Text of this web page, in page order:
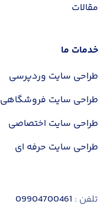
مقالات
خدمات ما
طراحی سایت وردپرسی
طراحی سایت فروشگاهی
طراحی سایت اختصاصی
طراحی سایت حرفه ای
تلفن : 09904700461